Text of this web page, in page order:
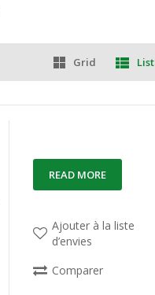
Grid List
READ MORE
Ajouter à la liste
d’envies
Comparer